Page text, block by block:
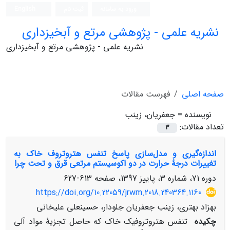
نشریه علمی - پژوهشی مرتع و آبخیزداری
نشریه علمی - پژوهشی مرتع و آبخیزداری
صفحه اصلی
فهرست مقالات
نویسنده = جعفریان، زینب
تعداد مقالات:
3
اندازه‌گیری و مدل‌سازی پاسخ تنفس هتروتروف خاک به
تغییرات درجۀ حرارت در دو اکوسیستم مرتعی قرق و تحت چرا
دوره 71، شماره 3، پاییز 1397، صفحه
613-627
https://doi.org/10.22059/jrwm.2018.240364.1160
بهزاد بهتری، زینب جعفریان جلودار، حسینعلی علیخانی
چکیده تنفس هتروتروفیک خاک که حاصل تجزیۀ مواد آلی